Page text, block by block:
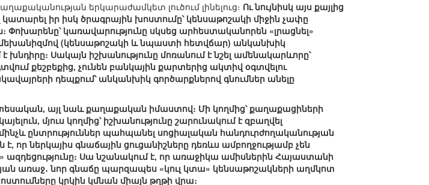
երկարաժամկետ լուծում լինելուց։ Ու նույնիսկ այս քայլից
իր իսկ ծրագրային խոստումը՝ կենսաթոշակի միջին չափը
կառավարությունը սկսեց արհեստականորեն «լրացնել»
մեխանիզմով (կենսաթոշակի և նպաստի հետվճար) անկանխիկ
խնդիրը։ Սակայն իշխանությունը մոռանում է նշել ամենակարևորը՝
քեշբեքից, չունեն բանկային քարտերից ակտիվ օգտվելու
դեպքում՝ անկանխիկ գործարքներով գնումներ անելը
այլ նաև քաղաքական իմաստով։ Մի կողմից՝ քաղաքացիների
մյուս կողմից՝ իշխանությունը շարունակում է զբաղվել
ընտրություններ պահպանել սոցիալական հանդուրժողականության
ներկայիս գնաճային ցուցանիշները դեռևս ամբողջությամբ չեն
Սա նշանակում է, որ առաջիկա ամիսներին Հայաստանի
առաջ․ նոր գնաճը պարզապես «կուլ կտա» կենսաթոշակների աղմկոտ
կրկին կմնան միայն թղթի վրա։